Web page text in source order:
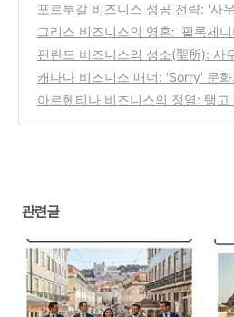
포르투갈 비즈니스 성공 전략: '사
ade)'의 정서와 유연한 문제 해결력
그리스 비즈니스의 영혼: '필록세
nia)'와 여유로운 시간의 미학
(1)
핀란드 비즈니스의 성소(聖所): 사
침묵의 경청 기술
(1)
캐나다 비즈니스 매너: 'Sorry' 문화
소통의 기술
(0)
아르헨티나 비즈니스의 정열: 탱고
관련글